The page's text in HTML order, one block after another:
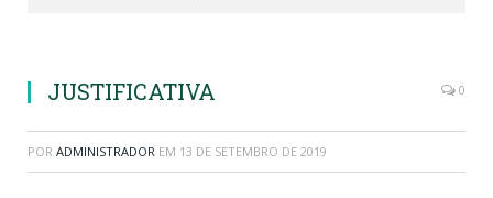
JUSTIFICATIVA 0
POR ADMINISTRADOR EM 13 DE SETEMBRO DE 2019